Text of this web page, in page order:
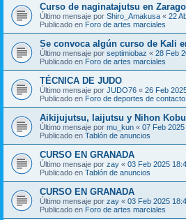
Curso de naginatajutsu en
Último mensaje por Shiro_Amakusa « 22
Publicado en Foro de artes marciales
Se convoca algún curso de Kali
Último mensaje por septimiobaz « 28 Feb
Publicado en Foro de artes marciales
TÉCNICA DE JUDO
Último mensaje por JUDO76 « 26 Feb
Publicado en Foro de deportes de contacto
Aikijujutsu, Iaijutsu y Nihon
Último mensaje por mu_kun « 07 Feb
Publicado en Tablón de anuncios
CURSO EN GRANADA
Último mensaje por zay « 03 Feb 2025
Publicado en Tablón de anuncios
CURSO EN GRANADA
Último mensaje por zay « 03 Feb 2025
Publicado en Foro de artes marciales